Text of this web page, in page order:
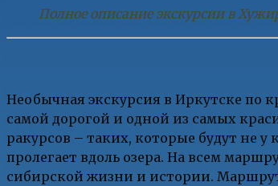
Полное описание экскурсии в
Необычная экскурсия в Иркутске по
самой дорогой и одной из самых
ракурсов – таких, которые будут не
пролегает вдоль озера. На всем
сибирской жизни и истории.